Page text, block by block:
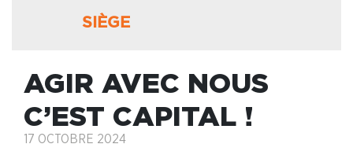
SIÈGE
AGIR AVEC NOUS
C’EST CAPITAL !
17 OCTOBRE 2024